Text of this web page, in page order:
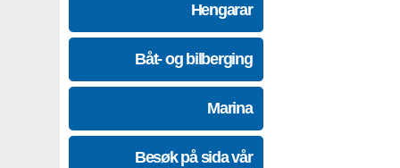
Hengarar
Båt- og bilberging
Marina
Besøk på sida vår